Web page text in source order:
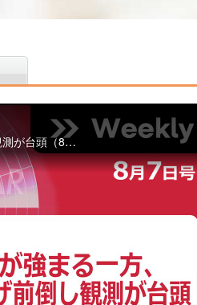
NCTTぷらす+
トTV